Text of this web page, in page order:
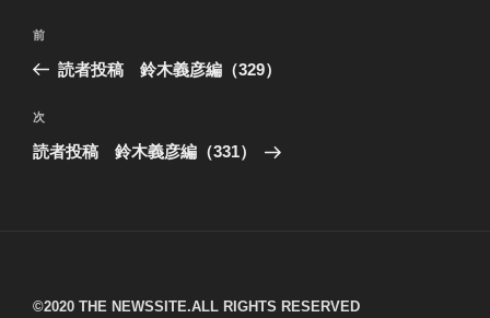
投
ビ
ゲ
過
去
投
稿
前
読者投稿 鈴木義彦編（329）
次
の
次
読者投稿 鈴木義彦編（331）
©︎2020 THE NEWSSITE.ALL RIGHTS RESERVED